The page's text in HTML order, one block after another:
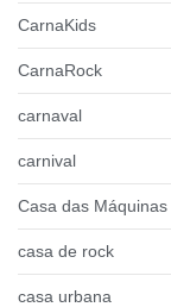
CarnaKids
CarnaRock
carnaval
carnival
Casa das Máquinas
casa de rock
casa urbana